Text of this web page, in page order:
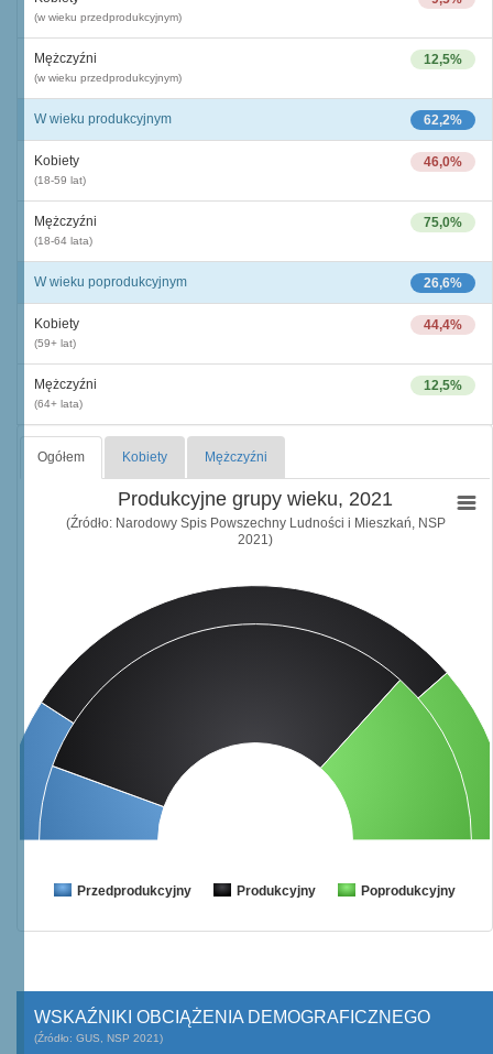
(w wieku przedprodukcyjnym)
12,5%
Mężczyźni
(w wieku przedprodukcyjnym)
62,2%
W wieku produkcyjnym
46,0%
Kobiety
(18-59 lat)
75,0%
Mężczyźni
(18-64 lata)
26,6%
W wieku poprodukcyjnym
44,4%
Kobiety
(59+ lat)
12,5%
Mężczyźni
(64+ lata)
Ogółem Kobiety Mężczyźni
Produkcyjne grupy wieku, 2021
(Źródło: Narodowy Spis Powszechny Ludności i Mieszkań, NSP
2021)
Przedprodukcyjny Produkcyjny Poprodukcyjny
WSKAŹNIKI OBCIĄŻENIA DEMOGRAFICZNEGO
(Źródło: GUS, NSP 2021)